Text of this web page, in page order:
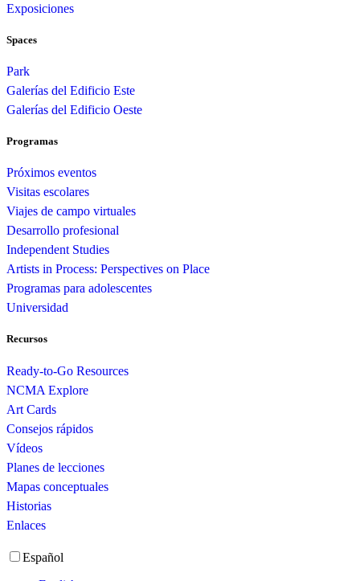
Exposiciones
Spaces
Park
Galerías del Edificio Este
Galerías del Edificio Oeste
Programas
Próximos eventos
Visitas escolares
Viajes de campo virtuales
Desarrollo profesional
Independent Studies
Artists in Process: Perspectives on Place
Programas para adolescentes
Universidad
Recursos
Ready-to-Go Resources
NCMA Explore
Art Cards
Consejos rápidos
Vídeos
Planes de lecciones
Mapas conceptuales
Historias
Enlaces
Español